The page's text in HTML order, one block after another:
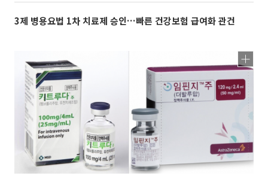
3제 병용요법 1차 치료제 승인…빠른 건강보험 급여화 관건